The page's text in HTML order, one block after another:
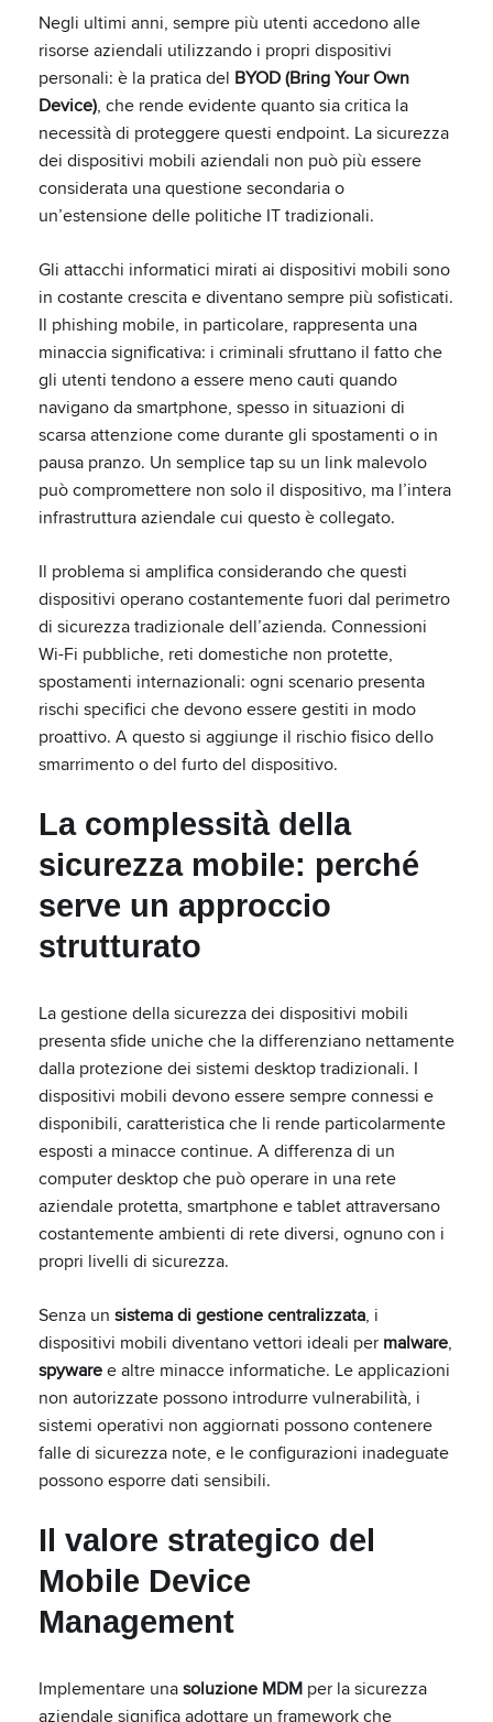
Negli ultimi anni, sempre più utenti accedono alle
risorse aziendali utilizzando i propri dispositivi
personali: è la pratica del BYOD (Bring Your Own
Device), che rende evidente quanto sia critica la
necessità di proteggere questi endpoint. La sicurezza
dei dispositivi mobili aziendali non può più essere
considerata una questione secondaria o
un’estensione delle politiche IT tradizionali.
Gli attacchi informatici mirati ai dispositivi mobili sono
in costante crescita e diventano sempre più sofisticati.
Il phishing mobile, in particolare, rappresenta una
minaccia significativa: i criminali sfruttano il fatto che
gli utenti tendono a essere meno cauti quando
navigano da smartphone, spesso in situazioni di
scarsa attenzione come durante gli spostamenti o in
pausa pranzo. Un semplice tap su un link malevolo
può compromettere non solo il dispositivo, ma l’intera
infrastruttura aziendale cui questo è collegato.
Il problema si amplifica considerando che questi
dispositivi operano costantemente fuori dal perimetro
di sicurezza tradizionale dell’azienda. Connessioni
Wi-Fi pubbliche, reti domestiche non protette,
spostamenti internazionali: ogni scenario presenta
rischi specifici che devono essere gestiti in modo
proattivo. A questo si aggiunge il rischio fisico dello
smarrimento o del furto del dispositivo.
La complessità della
sicurezza mobile: perché
serve un approccio
strutturato
La gestione della sicurezza dei dispositivi mobili
presenta sfide uniche che la differenziano nettamente
dalla protezione dei sistemi desktop tradizionali. I
dispositivi mobili devono essere sempre connessi e
disponibili, caratteristica che li rende particolarmente
esposti a minacce continue. A differenza di un
computer desktop che può operare in una rete
aziendale protetta, smartphone e tablet attraversano
costantemente ambienti di rete diversi, ognuno con i
propri livelli di sicurezza.
Senza un sistema di gestione centralizzata, i
dispositivi mobili diventano vettori ideali per malware,
spywaree altre minacce informatiche. Le applicazioni
non autorizzate possono introdurre vulnerabilità, i
sistemi operativi non aggiornati possono contenere
falle di sicurezza note, e le configurazioni inadeguate
possono esporre dati sensibili.
Il valore strategico del
Mobile Device
Management
Implementare unasoluzione MDM per la sicurezza
aziendale significa adottare un framework che